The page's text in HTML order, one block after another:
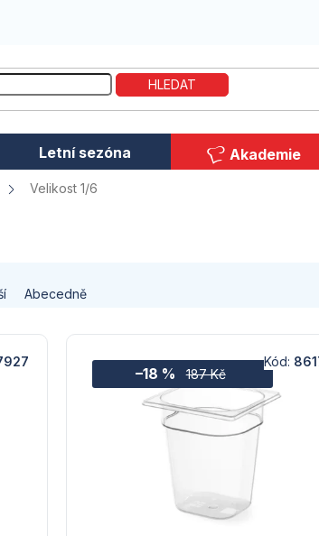
HLEDAT
Letní sezóna Akademie
Velikost 1/6
Abecedně
187 Kč
–18 %
Kód: